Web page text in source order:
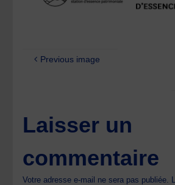
Previous image
Laisser un
commentaire
Votre adresse e-mail ne sera pas publiée.